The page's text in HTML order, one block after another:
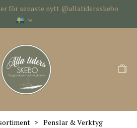
för senaste nytt @allatidersskebo
Penslar & Verktyg